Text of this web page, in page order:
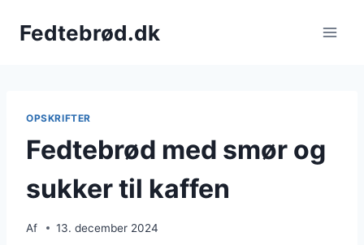
Fedtebrød.dk
OPSKRIFTER
Fedtebrød med smør og
sukker til kaffen
Af 13. december 2024